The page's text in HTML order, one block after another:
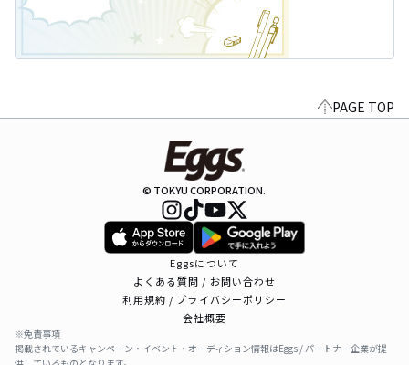
PAGE TOP
© TOKYU CORPORATION.
Eggsについて
よくある質問 / お問い合わせ
利用規約 / プライバシーポリシー
会社概要
※免責事項
掲載されているキャンペーン・イベント・オーディション情報はEggs / パートナー企業が提